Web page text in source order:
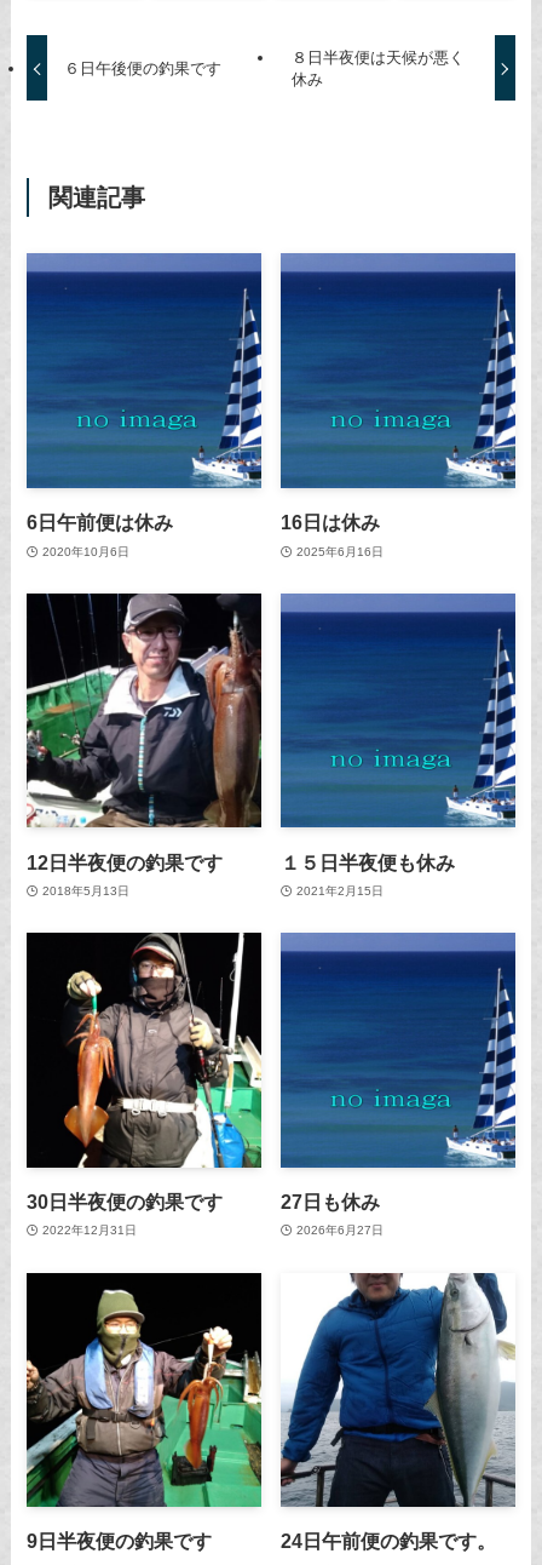
６日午後便の釣果です
８日半夜便は天候が悪く
休み
関連記事
6日午前便は休み
2020年10月6日
16日は休み
2025年6月16日
12日半夜便の釣果です
2018年5月13日
１５日半夜便も休み
2021年2月15日
30日半夜便の釣果です
2022年12月31日
27日も休み
2026年6月27日
9日半夜便の釣果です 24日午前便の釣果です。